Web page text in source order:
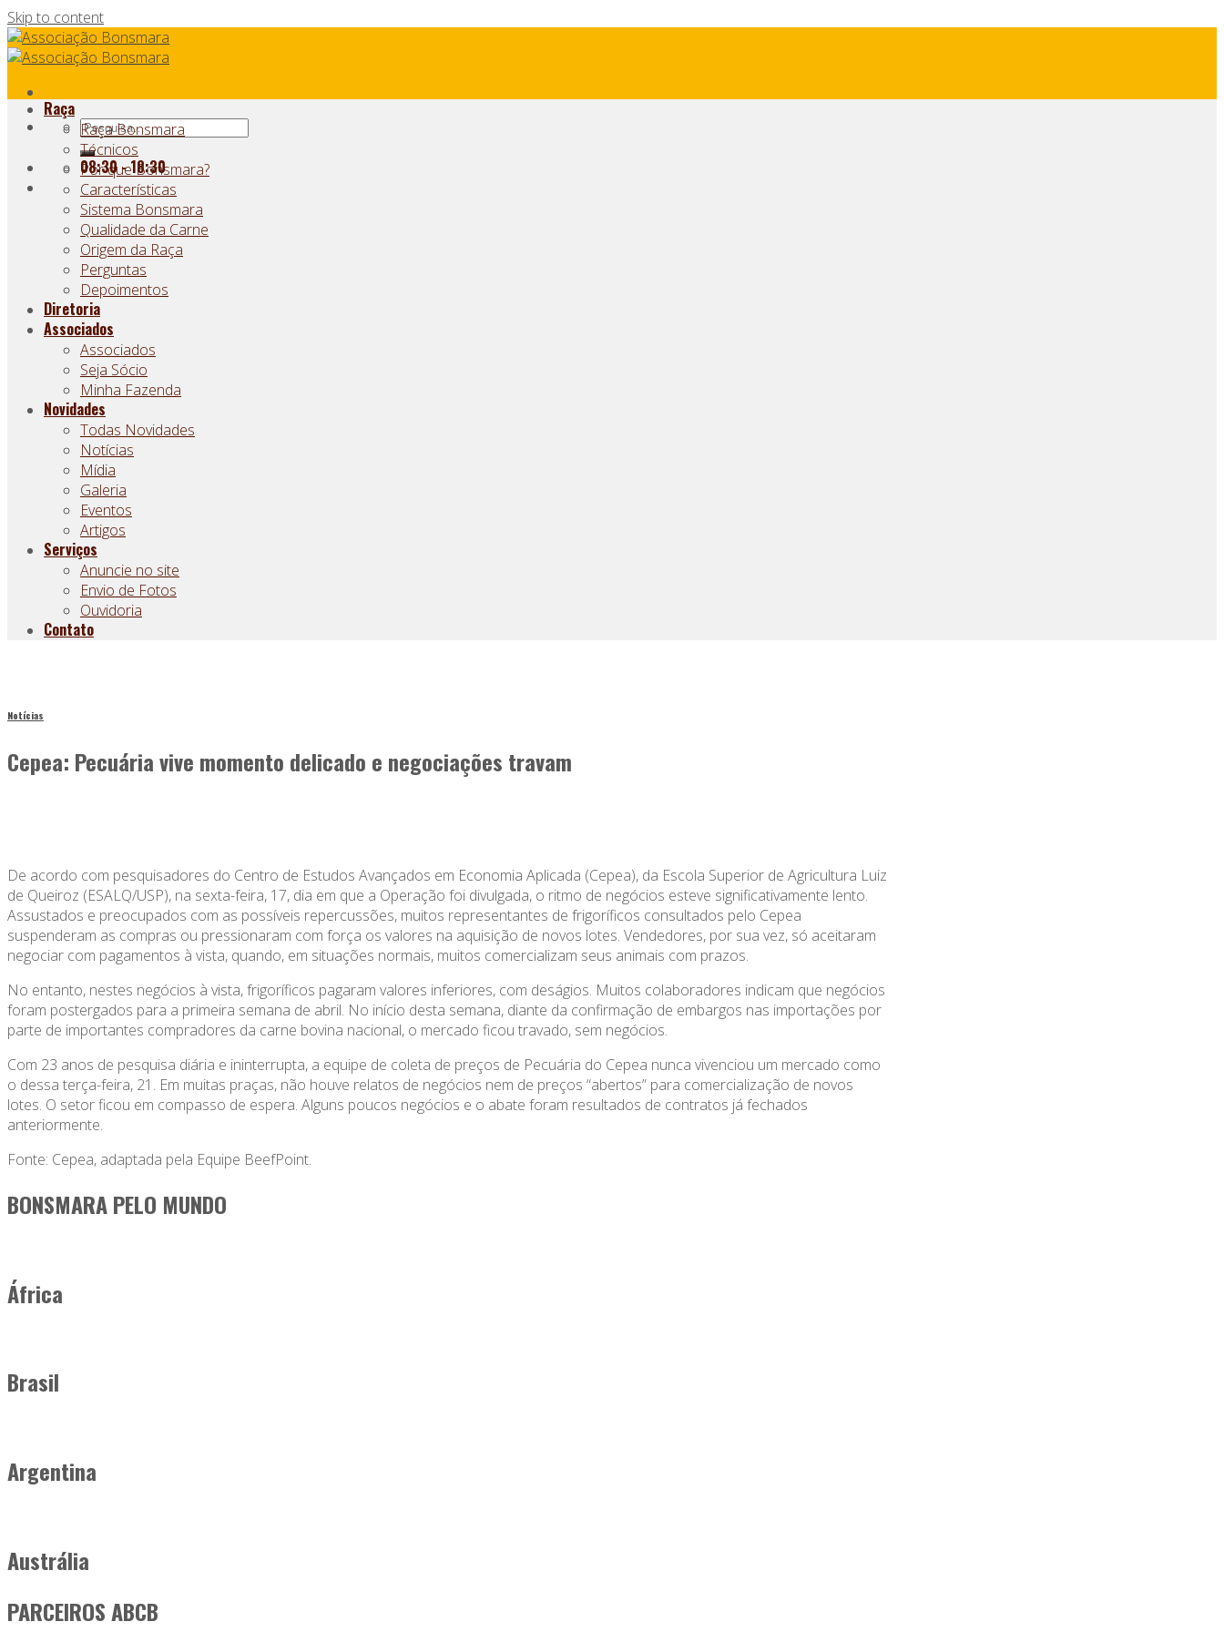
Skip to content
08:30 - 18:30
Raça
Raça Bonsmara
Técnicos
Por que Bonsmara?
Características
Sistema Bonsmara
Qualidade da Carne
Origem da Raça
Perguntas
Depoimentos
Diretoria
Associados
Associados
Seja Sócio
Minha Fazenda
Novidades
Todas Novidades
Notícias
Mídia
Galeria
Eventos
Artigos
Serviços
Anuncie no site
Envio de Fotos
Ouvidoria
Contato
Notícias
Cepea: Pecuária vive momento delicado e negociações travam
De acordo com pesquisadores do Centro de Estudos Avançados em Economia Aplicada (Cepea), da Escola Superior de Agricultura Luiz
de Queiroz (ESALQ/USP), na sexta-feira, 17, dia em que a Operação foi divulgada, o ritmo de negócios esteve significativamente lento.
Assustados e preocupados com as possíveis repercussões, muitos representantes de frigoríficos consultados pelo Cepea
suspenderam as compras ou pressionaram com força os valores na aquisição de novos lotes. Vendedores, por sua vez, só aceitaram
negociar com pagamentos à vista, quando, em situações normais, muitos comercializam seus animais com prazos.
No entanto, nestes negócios à vista, frigoríficos pagaram valores inferiores, com deságios. Muitos colaboradores indicam que negócios
foram postergados para a primeira semana de abril. No início desta semana, diante da confirmação de embargos nas importações por
parte de importantes compradores da carne bovina nacional, o mercado ficou travado, sem negócios.
Com 23 anos de pesquisa diária e ininterrupta, a equipe de coleta de preços de Pecuária do Cepea nunca vivenciou um mercado como
o dessa terça-feira, 21. Em muitas praças, não houve relatos de negócios nem de preços “abertos” para comercialização de novos
lotes. O setor ficou em compasso de espera. Alguns poucos negócios e o abate foram resultados de contratos já fechados
anteriormente.
Fonte: Cepea, adaptada pela Equipe BeefPoint.
BONSMARA PELO MUNDO
África
Brasil
Argentina
Austrália
PARCEIROS ABCB